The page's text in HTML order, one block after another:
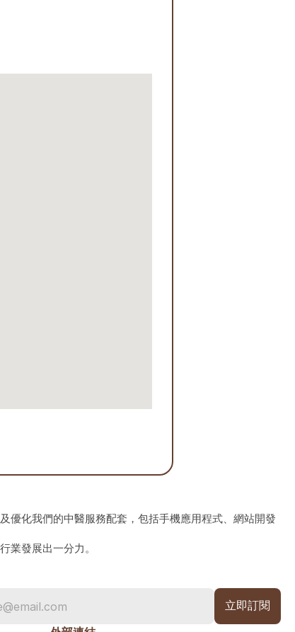
優化我們的中醫服務配套，包括手機應用程式、網站開發
業發展出一分力。